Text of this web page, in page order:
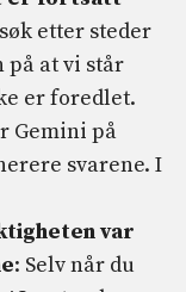
etter steder
på at vi står
er foredlet.
Gemini på
svarene. I
var
: Selv når du